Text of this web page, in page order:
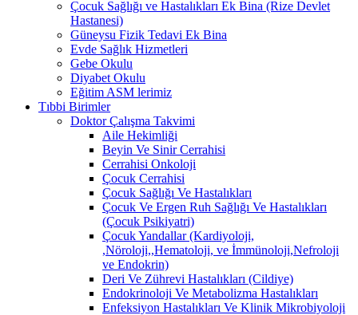
Çocuk Sağlığı ve Hastalıkları Ek Bina (Rize Devlet
Hastanesi)
Güneysu Fizik Tedavi Ek Bina
Evde Sağlık Hizmetleri
Gebe Okulu
Diyabet Okulu
Eğitim ASM lerimiz
Tıbbi Birimler
Doktor Çalışma Takvimi
Aile Hekimliği
Beyin Ve Sinir Cerrahisi
Cerrahisi Onkoloji
Çocuk Cerrahisi
Çocuk Sağlığı Ve Hastalıkları
Çocuk Ve Ergen Ruh Sağlığı Ve Hastalıkları
(Çocuk Psikiyatri)
Çocuk Yandallar (Kardiyoloji,
,Nöroloji,,Hematoloji, ve İmmünoloji,Nefroloji
ve Endokrin)
Deri Ve Zührevi Hastalıkları (Cildiye)
Endokrinoloji Ve Metabolizma Hastalıkları
Enfeksiyon Hastalıkları Ve Klinik Mikrobiyoloji